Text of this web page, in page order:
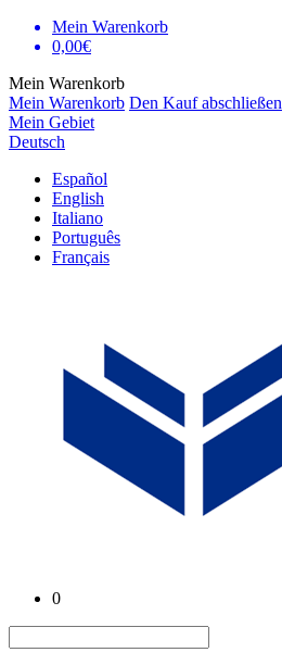
Mein Warenkorb
0,00€
Mein Warenkorb
Mein Warenkorb Den Kauf abschließen
Mein Gebiet
Deutsch
Español
English
Italiano
Português
Français
0